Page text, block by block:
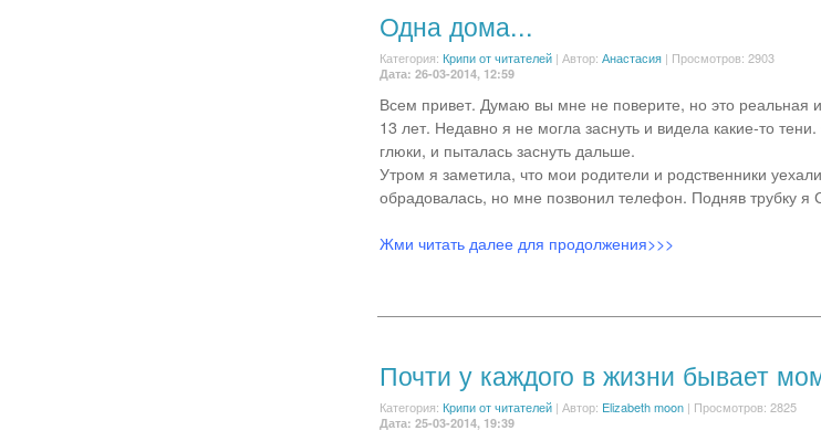
Одна дома...
Категория: Крипи от читателей| Автор: Анастасия| Просмотров: 2903
Дата: 26-03-2014, 12:59
Всем привет. Думаю вы мне не поверите, но это реальная
13 лет. Недавно я не могла заснуть и видела какие-то
глюки, и пыталась заснуть дальше.
Утром я заметила, что мои родители и родственники
обрадовалась, но мне позвонил телефон. Подняв трубку я
Жми читать далее для продолжения>>>
Почти у каждого в жизни бывает
Категория: Крипи от читателей| Автор: Elizabeth moon| Просмотров: 2825
Дата: 25-03-2014, 19:39